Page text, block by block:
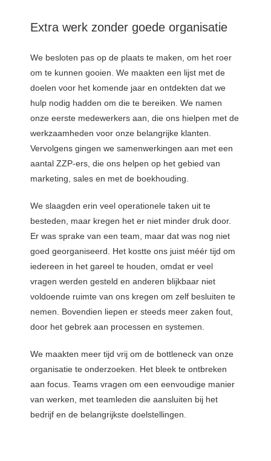
Extra werk zonder goede organisatie
We besloten pas op de plaats te maken, om het roer
om te kunnen gooien. We maakten een lijst met de
doelen voor het komende jaar en ontdekten dat we
hulp nodig hadden om die te bereiken. We namen
onze eerste medewerkers aan, die ons hielpen met de
werkzaamheden voor onze belangrijke klanten.
Vervolgens gingen we samenwerkingen aan met een
aantal ZZP-ers, die ons helpen op het gebied van
marketing, sales en met de boekhouding.
We slaagden erin veel operationele taken uit te
besteden, maar kregen het er niet minder druk door.
Er was sprake van een team, maar dat was nog niet
goed georganiseerd. Het kostte ons juist méér tijd om
iedereen in het gareel te houden, omdat er veel
vragen werden gesteld en anderen blijkbaar niet
voldoende ruimte van ons kregen om zelf besluiten te
nemen. Bovendien liepen er steeds meer zaken fout,
door het gebrek aan processen en systemen.
We maakten meer tijd vrij om de bottleneck van onze
organisatie te onderzoeken. Het bleek te ontbreken
aan focus. Teams vragen om een eenvoudige manier
van werken, met teamleden die aansluiten bij het
bedrijf en de belangrijkste doelstellingen.